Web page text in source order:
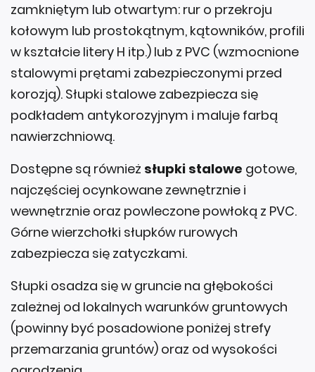
zamkniętym lub otwartym: rur o przekroju
kołowym lub prostokątnym, kątowników, profili
w kształcie litery H itp.) lub z PVC (wzmocnione
stalowymi prętami zabezpieczonymi przed
korozją). Słupki stalowe zabezpiecza się
podkładem antykorozyjnym i maluje farbą
nawierzchniową.
Dostępne są również słupki stalowe gotowe,
najczęściej ocynkowane zewnętrznie i
wewnętrznie oraz powleczone powłoką z PVC.
Górne wierzchołki słupków rurowych
zabezpiecza się zatyczkami.
Słupki osadza się w gruncie na głębokości
zależnej od lokalnych warunków gruntowych
(powinny być posadowione poniżej strefy
przemarzania gruntów) oraz od wysokości